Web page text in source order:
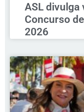
ASL divulga
Concurso
2026